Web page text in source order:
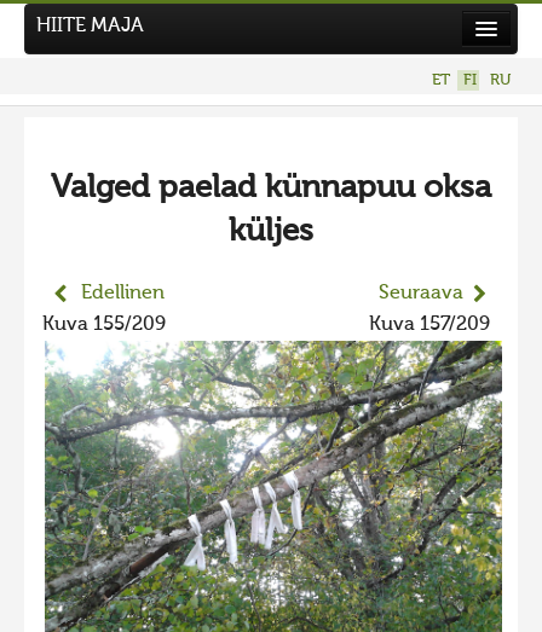
Hiite kuvavõistlus 2026
2025 kuvakilpailu lisä
Liikuvad kuvad 2025
Hiisien kuvakilpailu 2024
2024 kuvakilpailu lisä
Liikkuvat kuvat 2024
Hiisien kuvakilpailu 2023
2023 kuvakilpailu lisä
Liikkuvat kuvat 2023
HIITE MAJA
ET FI RU
Valged paelad künnapuu oksa
küljes
Edellinen
Kuva 155/209
Seuraava
Kuva 157/209